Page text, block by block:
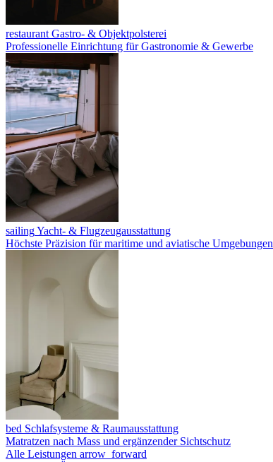
restaurant Gastro- & Objektpolsterei
Professionelle Einrichtung für Gastronomie & Gewerbe
sailingYacht- & Flugzeugausstattung
Höchste Präzision für maritime und aviatische Umgebungen
bed Schlafsysteme & Raumausstattung
Matratzen nach Mass und ergänzender Sichtschutz
Alle Leistungen arrow_forward